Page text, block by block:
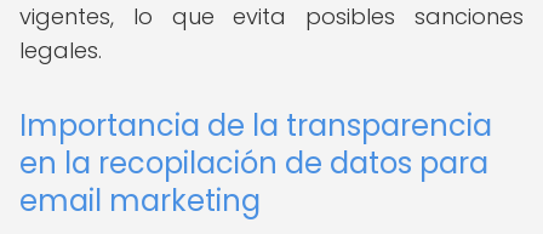
vigentes, lo que evita posibles sanciones
legales.
Importancia de la transparencia
en la recopilación de datos para
email marketing